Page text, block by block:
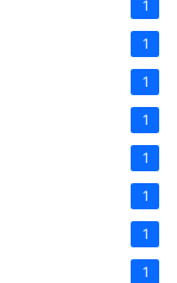
1
1
1
1
1
1
1
1